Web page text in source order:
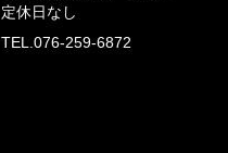
定休日なし
TEL.076-259-6872